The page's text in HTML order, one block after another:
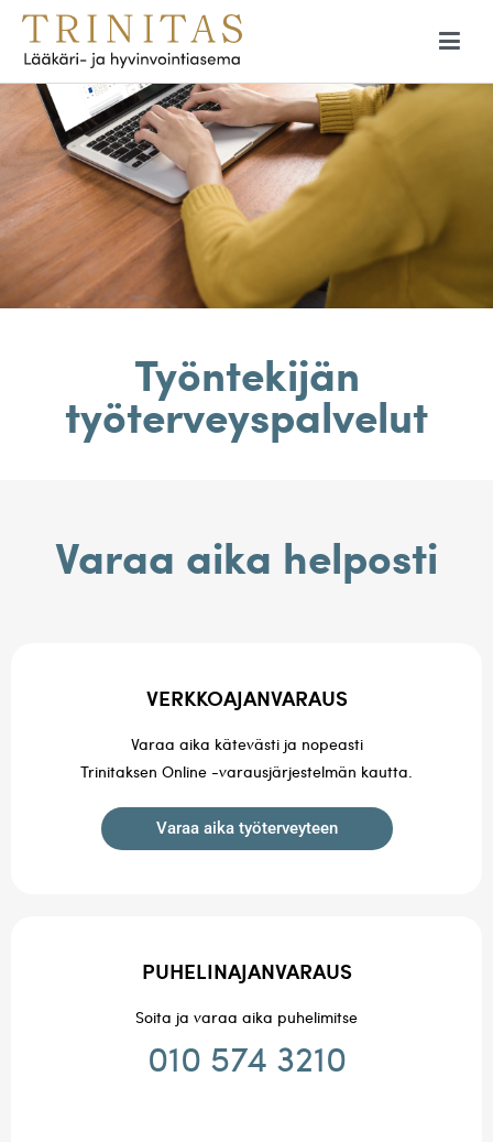
Trinitas lääkäritalo
Aikuisen ihmisen lääkäriasema
Työntekijän
työterveyspalvelut
Varaa aika helposti
VERKKOAJANVARAUS
Varaa aika kätevästi ja nopeasti
Trinitaksen Online -varausjärjestelmän kautta.
Varaa aika työterveyteen
PUHELINAJANVARAUS
Soita ja varaa aika puhelimitse
010 574 3210